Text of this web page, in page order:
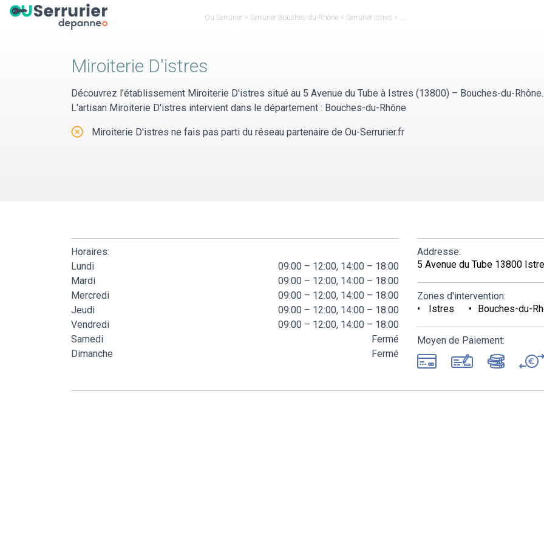
Panneau de gestion des cookies
Ou Serrurier > Serrurier Bouches-du-Rhône > Serrurier Istres >
Miroiterie D'istres
Découvrez l’établissement Miroiterie D'istres situé au 5 Avenue du Tube à Istres (13800) – Bouches-du-Rhône.
L'artisan Miroiterie D'istres intervient dans le département : Bouches-du-Rhône
Miroiterie D'istres ne fais pas parti du réseau partenaire de Ou-Serrurier.fr
Horaires:
Lundi
09:00 – 12:00, 14:00 – 18:00
Mardi
09:00 – 12:00, 14:00 – 18:00
Mercredi
09:00 – 12:00, 14:00 – 18:00
Jeudi
09:00 – 12:00, 14:00 – 18:00
Vendredi
09:00 – 12:00, 14:00 – 18:00
Samedi
Fermé
Dimanche
Fermé
Addresse:
5 Avenue du Tube 13800
Zones d'intervention:
Istres
Bouches-du-
Moyen de Paiement: